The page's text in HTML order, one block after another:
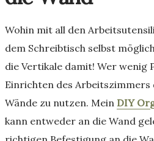
Wohin mit all den
dem Schreibtisch selbst
die Vertikale damit! Wer wenig
Einrichten des Arbeitszimmers
Wände zu nutzen. Mein DIY
kann entweder an die Wand